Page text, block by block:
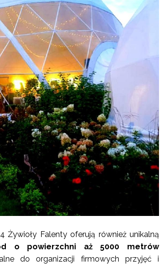
Falenty oferują również unikalną
o powierzchni aż 5000 metrów
do organizacji firmowych przyjęć i